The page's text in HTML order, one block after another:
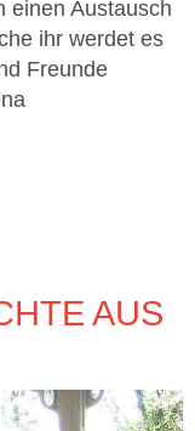
einen Austausch
ihr werdet es
Freunde
AUS